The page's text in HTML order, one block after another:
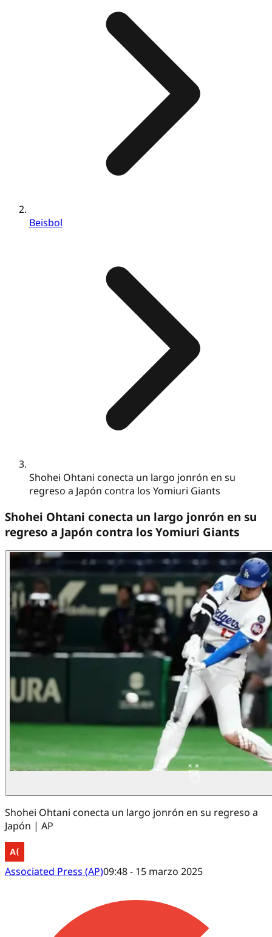
Beisbol
Shohei Ohtani conecta un largo jonrón en su
regreso a Japón contra los Yomiuri Giants
Shohei Ohtani conecta un largo jonrón en su
regreso a Japón contra los Yomiuri Giants
Shohei Ohtani conecta un largo jonrón en su regreso a
Japón | AP
Associated Press (AP)09:48 - 15 marzo 2025